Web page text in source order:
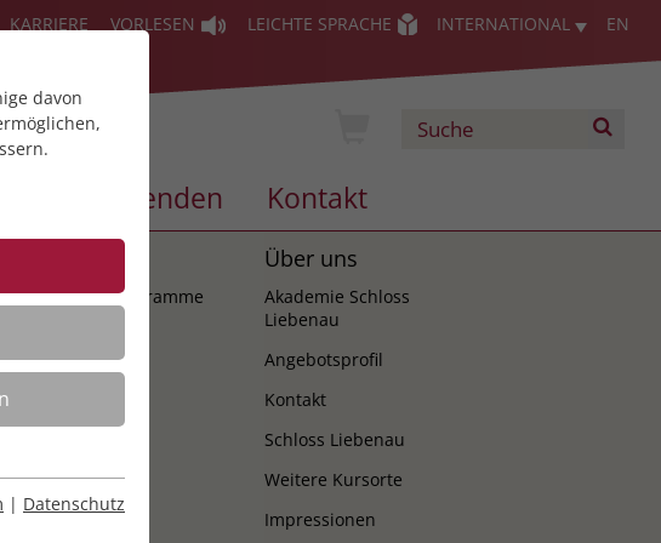
KARRIERE VORLESEN LEICHTE SPRACHE INTERNATIONAL EN
Spenden Kontakt
Bildungsprogramme
Über uns
Akademie Schloss
Liebenau
Angebotsprofil
Kontakt
Schloss Liebenau
Weitere Kursorte
Impressionen
davon
der
Webseite
| Datenschutz